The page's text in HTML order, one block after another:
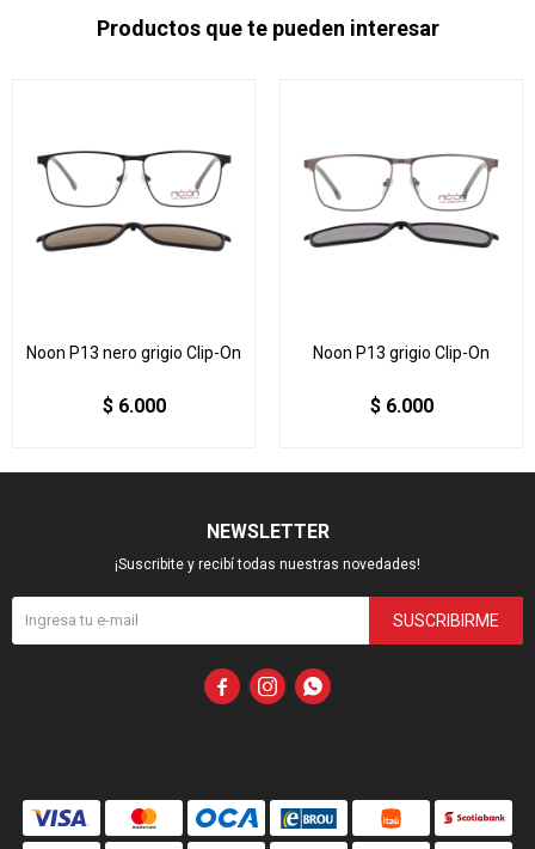
Productos que te pueden interesar
Noon P13 nero grigio Clip-On
$ 6.000
Noon P13 grigio Clip-On
$ 6.000
NEWSLETTER
¡Suscribite y recibí todas nuestras novedades!
SUSCRIBIRME
  